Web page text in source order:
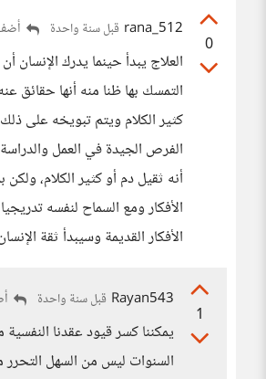
0
rana_512 قبل سنة واحدة
العلاج يبدأ حينما يدرك
التمسك بها ظنا منه أنها حقائق
كثير الكلام ويتم تبويخه على
الفرص الجيدة في العمل
أنه ثقيل دم أو كثير الكلام،
الأفكار ومع السماح لنفسه
الأفكار القديمة وسيبدأ ثقة
1
Rayan543 قبل سنة واحدة
يمكننا كسر قيود عقدنا النفسية
السنوات ليس من السهل التحرر